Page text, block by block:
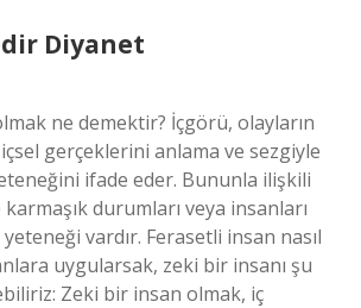
Diyanet
ne demektir? İçgörü, olayların
gerçeklerini anlama ve sezgiyle
ifade eder. Bununla ilişkili
durumları veya insanları
vardır. Ferasetli insan nasıl
uygularsak, zeki bir insanı şu
Zeki bir insan olmak, iç